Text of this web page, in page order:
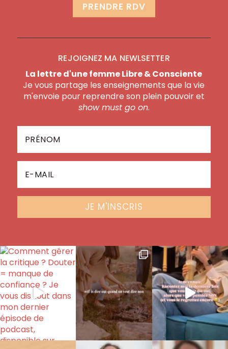
PRENDRE RDV
REJOIGNEZ MA NEWLSETTER
La lettre d'une femme Libre & Consciente
Je vous partage les enseignements que la vie
m'envoie pour reprendre son plein pouvoir et
show must go on.
JE M'INSCRIS